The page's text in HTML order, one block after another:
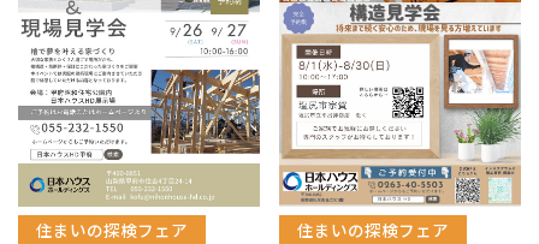
住まいの探検フェア 住まいの探検フェア